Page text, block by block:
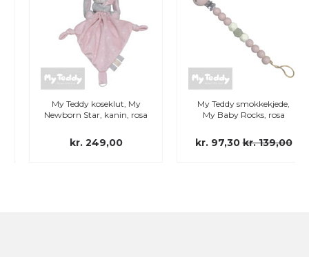
My Teddy koseklut, My
Newborn Star, kanin, rosa
kr. 249,00
My Teddy smokkekjede,
My Baby Rocks, rosa
kr. 97,30 kr. 139,00